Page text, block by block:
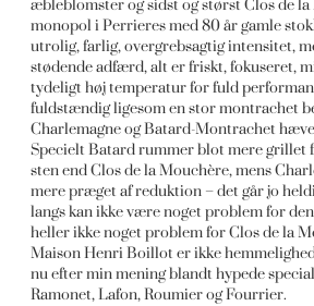
æbleblomster og sidst og størst Clos de
monopol i Perrieres med 80 år gamle
utrolig, farlig, overgrebsagtig intensitet,
stødende adfærd, alt er friskt, fokuseret,
tydeligt høj temperatur for fuld
fuldstændig ligesom en stor montrachet
Charlemagne og Batard-Montrachet
Specielt Batard rummer blot mere grillet
sten end Clos de la Mouchère, mens
mere præget af reduktion – det går jo
langs kan ikke være noget problem for
heller ikke noget problem for Clos de la
Maison Henri Boillot er ikke
nu efter min mening blandt hypede
Ramonet, Lafon, Roumier og Fourrier.